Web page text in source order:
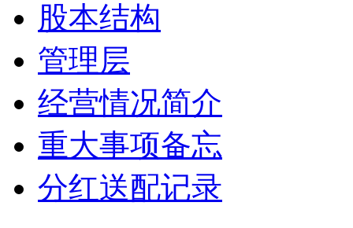
股本结构
管理层
经营情况简介
重大事项备忘
分红送配记录